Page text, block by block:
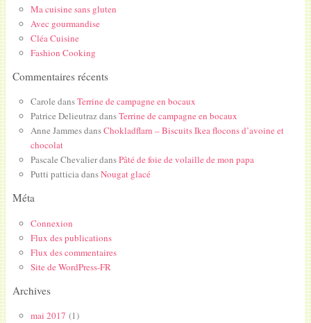
Ma cuisine sans gluten
Avec gourmandise
Cléa Cuisine
Fashion Cooking
Commentaires récents
Carole dansTerrine de campagne en bocaux
Patrice DelieutrazdansTerrine de campagne en bocaux
Anne JammesdansChokladflarn – Biscuits Ikea flocons d’avoine et
chocolat
Pascale ChevalierdansPâté de foie de volaille de mon papa
Putti patticiadansNougat glacé
Méta
Connexion
Flux des publications
Flux des commentaires
Site de WordPress-FR
Archives
mai 2017 (1)